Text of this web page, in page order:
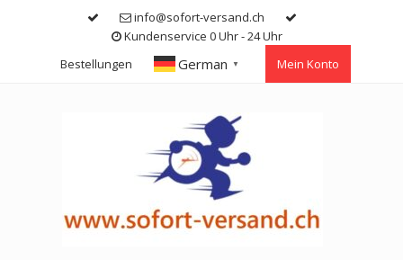
info@sofort-versand.ch
Kundenservice 0 Uhr - 24 Uhr
Bestellungen
German ▼ Mein Konto